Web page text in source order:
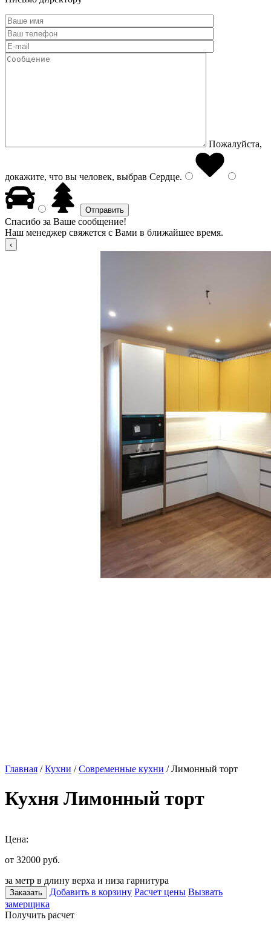
Пожалуйста,
докажите, что вы человек, выбрав Сердце.
Спасибо за Ваше сообщение!
Наш менеджер свяжется с Вами в ближайшее время.
Главная /Кухни /Современные кухни / Лимонный торт
Кухня Лимонный торт
Цена:
от 32000 руб.
за метр в длину верха и низа гарнитура
Заказать Добавить в корзину Расчет цены Вызвать
замерщика
Получить расчет